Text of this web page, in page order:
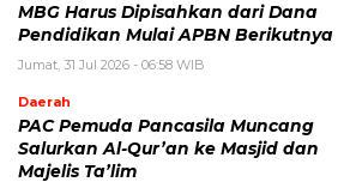
MBG Harus Dipisahkan dari Dana
Pendidikan Mulai APBN Berikutnya
Jumat, 31 Jul 2026 - 06:58 WIB
Daerah
PAC Pemuda Pancasila Muncang
Salurkan Al-Qur’an ke Masjid dan
Majelis Ta’lim